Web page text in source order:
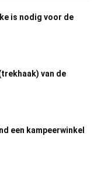
is nodig voor de
van de
een kampeerwinkel